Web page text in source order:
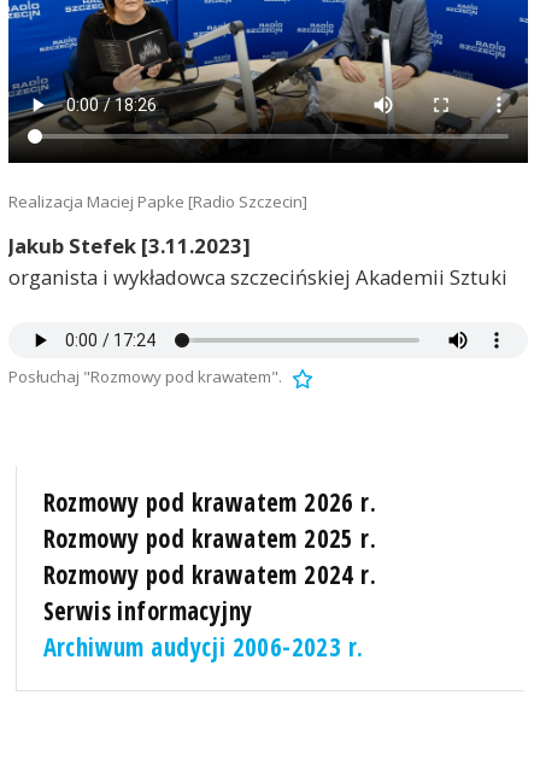
Realizacja Maciej Papke [Radio Szczecin]
Jakub Stefek [3.11.2023]
organista i wykładowca szczecińskiej Akademii Sztuki
Posłuchaj "Rozmowy pod krawatem".
Rozmowy pod krawatem 2026 r.
Rozmowy pod krawatem 2025 r.
Rozmowy pod krawatem 2024 r.
Serwis informacyjny
Archiwum audycji 2006-2023 r.